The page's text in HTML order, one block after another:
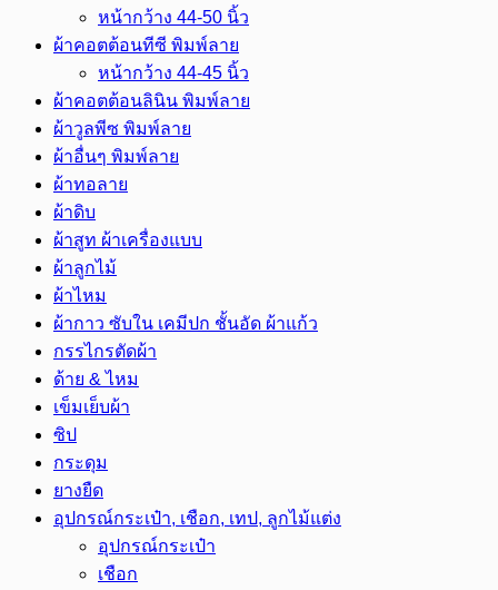
หน้ากว้าง 44-50 นิ้ว
ผ้าคอตต้อนทีซี พิมพ์ลาย
หน้ากว้าง 44-45 นิ้ว
ผ้าคอตต้อนลินิน พิมพ์ลาย
ผ้าวูลพีซ พิมพ์ลาย
ผ้าอื่นๆ พิมพ์ลาย
ผ้าทอลาย
ผ้าดิบ
ผ้าสูท ผ้าเครื่องแบบ
ผ้าลูกไม้
ผ้าไหม
ผ้ากาว ซับใน เคมีปก ชั้นอัด ผ้าแก้ว
กรรไกรตัดผ้า
ด้าย & ไหม
เข็มเย็บผ้า
ซิป
กระดุม
ยางยืด
อุปกรณ์กระเป๋า, เชือก, เทป, ลูกไม้แต่ง
อุปกรณ์กระเป๋า
เชือก